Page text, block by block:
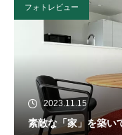
フォトレビュー
2023.11.15
素敵な「家」を築